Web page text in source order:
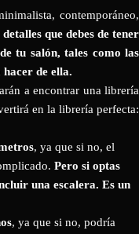
contemporáneo,
que debes de tener
tu salón, tales como las
de ella.
a encontrar una librería
en la librería perfecta:
, ya que si no, el
Pero si optas
una escalera. Es un
, ya que si no, podría